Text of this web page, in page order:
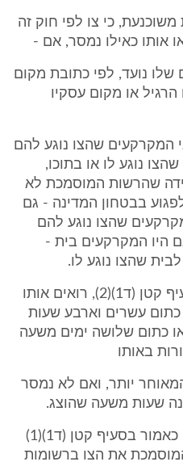
משוכנעת, כי צו לפי חוק זה
אותו כאילו נמסר, אם -
שלו נועד, לפי כתובת מקום
הרגיל או מקום עסקיו
המקרקעים שהצו נוגע להם
נוגע לו או בתוכו,
שהרשות המוסמכת לא
בבטחון המדינה - גם
שהצו נוגע להם
היו המקרקעים בית -
שהצו נוגע לו.
(ד2) צו שנהגו בו כאמור בסעיף קטן (ד1)(2), רואים אותו
כתום עשרים וארבע שעות
כתום שלושה ימים משעה
באותו
יותר, ואם לא נמסר
שעות משעה שהוצג.
(ד3) צו לפי חוק זה שנהגו בו כאמור בסעיף קטן (ד1)(1)
המוסמכת את הצו ברשומות